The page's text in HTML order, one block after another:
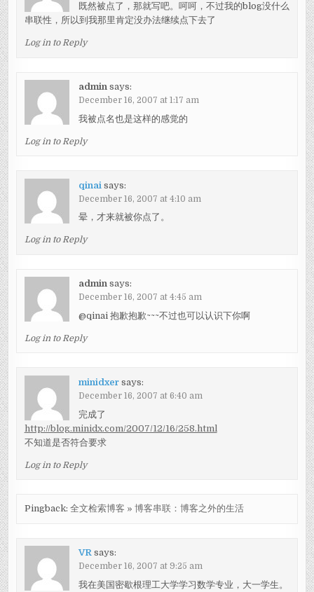
既然被点了，那就写吧。呵呵，不过我的blog没什么
串联性，所以到我那里肯定没办法继续点下去了
Log in to Reply
admin says:
December 16, 2007 at 1:17 am
我被点名也是这样的感觉的
Log in to Reply
qinai says:
December 16, 2007 at 4:10 am
晕，才来就被你点了。
Log in to Reply
admin says:
December 16, 2007 at 4:45 am
@qinai 抱歉抱歉~~~不过也可以认识下你啊
Log in to Reply
minidxer says:
December 16, 2007 at 6:40 am
完成了
http://blog.minidx.com/2007/12/16/258.html
不知道是否符合要求
Log in to Reply
Pingback: 全文检索博客 » 博客串联：博客之外的生活
VR says:
December 16, 2007 at 9:25 am
我在美国密歇根理工大学学习数学专业，大一学生。